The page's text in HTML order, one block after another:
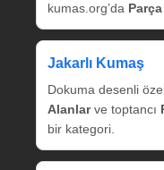
kumas.org’da
Jakarlı Kumaş
Dokuma desenli
Alanlarve toptancı
bir kategori.